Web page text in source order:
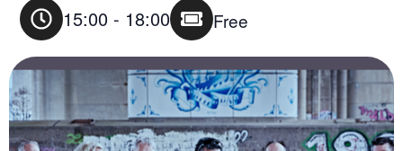
15:00 - 18:00 Free